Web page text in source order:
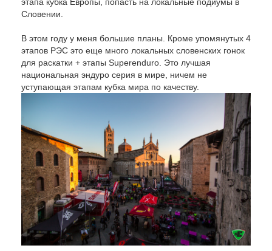
Словении.
В этом году у меня большие планы. Кроме упомянутых 4
этапов РЭС это еще много локальных словенских гонок
для раскатки + этапы Superenduro. Это лучшая
национальная эндуро серия в мире, ничем не
уступающая этапам кубка мира по качеству.